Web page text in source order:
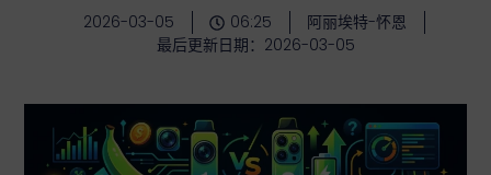
2026-03-05 06:25
阿丽埃特-怀恩
最后更新日期：2026-03-05